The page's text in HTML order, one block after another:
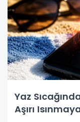
Yaz
Aşırı